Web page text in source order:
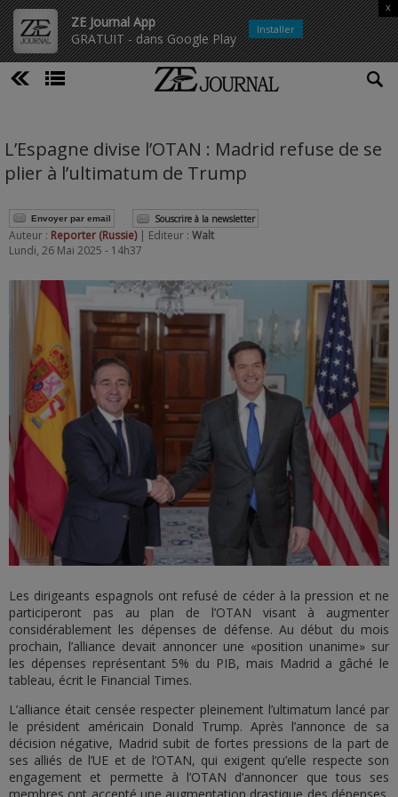
ZE Journal App
GRATUIT - dans Google Play
x
Installer
L’Espagne divise l’OTAN : Madrid refuse de se
plier à l’ultimatum de Trump
Envoyer par email Souscrire à la newsletter
Auteur : Reporter (Russie) | Editeur : Walt
Lundi, 26 Mai 2025 - 14h37
Les dirigeants espagnols ont refusé de céder à la pression et ne
participeront pas au plan de l’OTAN visant à augmenter
considérablement les dépenses de défense. Au début du mois
prochain, l’alliance devait annoncer une «position unanime» sur
les dépenses représentant 5% du PIB, mais Madrid a gâché le
tableau, écrit le Financial Times.
L’alliance était censée respecter pleinement l’ultimatum lancé par
le président américain Donald Trump. Après l’annonce de sa
décision négative, Madrid subit de fortes pressions de la part de
ses alliés de l’UE et de l’OTAN, qui exigent qu’elle respecte son
engagement et permette à l’OTAN d’annoncer que tous ses